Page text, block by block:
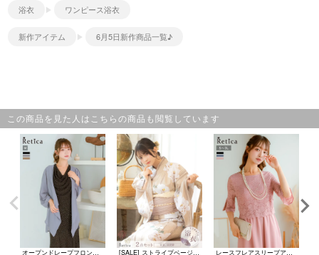
浴衣 ワンピース浴衣
新作アイテム 6月5日新作商品一覧♪
この商品を見た人はこちらの商品も閲覧しています
オープンドレープフロントシアーロングカーディガン結婚式 二次会(Mサイズ) [SALE] ストライプベージュ生地にニュアンスアンティーク牡丹2点セットレディース浴衣(浴衣+兵児帯) レースフレアスリーブアシンメトリーシフォンロングパーティードレス 結婚式 二次会(Sサイズ～3Lサイズ)